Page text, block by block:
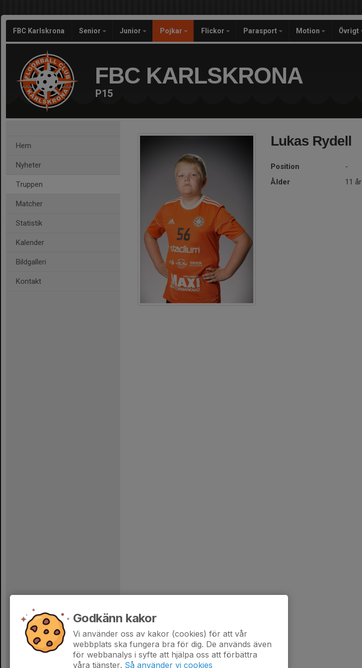
FBC Karlskrona Senior Junior Pojkar Flickor Parasport Motion Övrigt
FBC KARLSKRONA
P15
Hem
Nyheter
Truppen
Matcher
Statistik
Kalender
Bildgalleri
Kontakt
Lukas Rydell
Position
-
Ålder
11 år
Godkänn kakor
Vi använder oss av kakor (cookies) för att vår
webbplats ska fungera bra för dig. De används även
för webbanalys i syfte att hjälpa oss att förbättra
våra tjänster. Så använder vi cookies